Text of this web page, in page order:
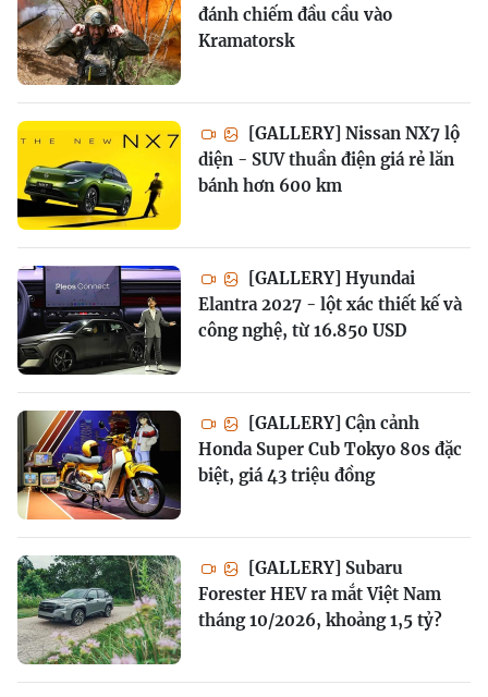
đánh chiếm đầu cầu vào
Kramatorsk
[GALLERY] Nissan NX7 lộ
diện - SUV thuần điện giá rẻ lăn
bánh hơn 600 km
[GALLERY] Hyundai
Elantra 2027 - lột xác thiết kế và
công nghệ, từ 16.850 USD
[GALLERY] Cận cảnh
Honda Super Cub Tokyo 80s đặc
biệt, giá 43 triệu đồng
[GALLERY] Subaru
Forester HEV ra mắt Việt Nam
tháng 10/2026, khoảng 1,5 tỷ?